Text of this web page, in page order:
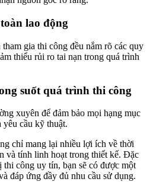
lao động
gia thi công đều nắm rõ các quy
thiểu rủi ro tai nạn trong quá trình
suốt quá trình thi công
xuyên để đảm bảo mọi hạng mục
yêu cầu kỹ thuật.
chỉ mang lại nhiều lợi ích về thời
và tính linh hoạt trong thiết kế. Đặc
công uy tín, bạn sẽ có được một
đáp ứng đầy đủ nhu cầu sử dụng.